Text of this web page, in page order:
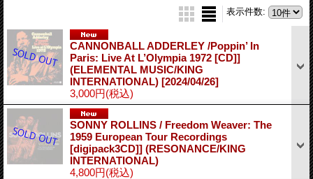
表示件数:
CANNONBALL ADDERLEY /Poppin’ In
Paris: Live At L’Olympia 1972 [CD]]
(ELEMENTAL MUSIC/KING
INTERNATIONAL) [2024/04/26]
3,000円(税込)
SONNY ROLLINS / Freedom Weaver: The
1959 European Tour Recordings
[digipack3CD]] (RESONANCE/KING
INTERNATIONAL)
4,800円(税込)